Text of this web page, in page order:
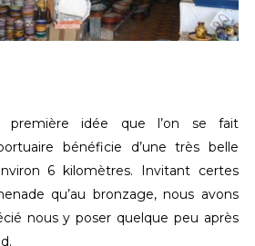
première idée que l’on se fait
bénéficie d’une très belle
6 kilomètres. Invitant certes
qu’au bronzage, nous avons
nous y poser quelque peu après